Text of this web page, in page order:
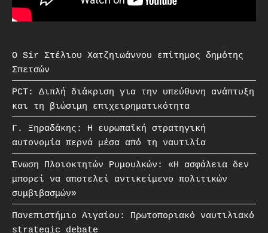
O Sir Στέλιου Χατζηιωάννου επίτημος δημότης
Σπετσών
PCT: Διπλή διάκριση για την υπεύθυνη ανάπτυξη
και τη βιώσιμη επιχειρηματικότητα
Γ. Ξηραδάκης: Η ευρωπαϊκή στρατηγική
αυτονομία περνά μέσα από τη ναυτιλία
Ένωση Πλοιοκτητών Ρυμουλκών: «Η ασφάλεια δεν
μπορεί να αποτελεί αντικείμενο πολιτικών
συμβιβασμών»
Πανεπιστήμιο Αιγαίου: Πρωτοποριακό ναυτιλιακό
strategic debate